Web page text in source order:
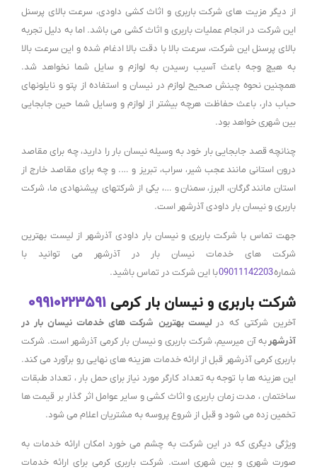
از دیگر مزیت های شرکت باربری و اثاث کشی داودی، سرعت بالای پرسنل
این شرکت در انجام عملیات باربری و اثاث کشی می باشد. اما به دلیل تجربه
بالای پرسنل این شرکت، سرعت بالا با دقت بالا ادغام شده و این سرعت بالا
به هیچ وجه باعث آسیب رسیدن به لوازم و سایل شما نخواهد شد.
همچنین نحوه چینش صحیح لوازم در نیسان و استفاده از پتو و نایلونهای
حباب دار، باعث حفاظت هرچه بیشتر از لوازم و وسایل شما حین جابجایی
بین شهری خواهد بود.
چنانچه قصد جابجایی بار خود به وسیله نیسان بار را دارید، چه برای مقاصد
درون استانی مانند عجب شیر، سراب، تبریز و …. و چه برای مقاصد خارج از
استان مانندگرگان، البرز ، سمنانو …، یکی از شرکتهای پیشنهادی ما، شرکت
باربری و نیسان بار داودی آذرشهر است.
جهت تماس با شرکت باربری و نیسان بار داودی آذرشهر از لیست بهترین
شرکت های خدمات نیسان بار در آذرشهر می توانید با
شماره09011142203با این شرکت در تماس باشید.
شرکت باربری و نیسان بار کرمی 09910223591
آخرین شرکتی که در لیست بهترین شرکت های خدمات نیسان بار در
آذرشهر به آن میرسیم، شرکت باربری و نیسان بار کرمی آذرشهر است. شرکت
باربری کرمی آذرشهر قبل از ارائه خدمات هزینه های نهایی رو برآورد می کند.
این هزینه ها با توجه به تعداد کارگر مورد نیاز برای حمل بار ، تعداد طبقات
ساختمان ، مدت زمان باربری و اثاث کشی و سایر عوامل اثر گذار بر قیمت ها
تخمین زده می شود و قبل از شروع پروسه به مشتریان اعلام می شود.
ویژگی دیگری که در این شرکت به چشم می خورد امکان ارائه خدمات به
صورت شهری و بین شهری است. شرکت باربری کرمی برای ارائه خدمات